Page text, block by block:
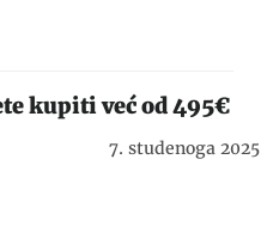
kupiti već od 495€
7. studenoga 2025